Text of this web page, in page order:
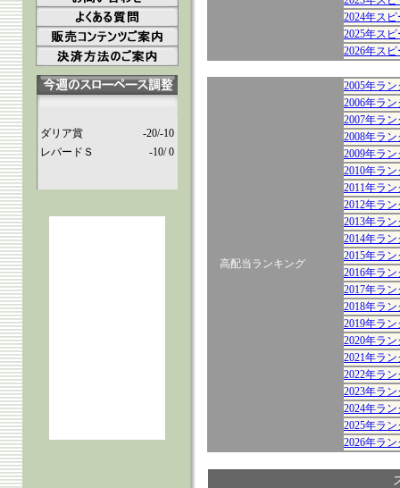
ダリア賞
-20/-10
レパードＳ
-10/ 0
2024年ス
2025年ス
2026年ス
高配当ランキング
2005年ラ
2006年ラ
2007年ラ
2008年ラ
2009年ラ
2010年ラ
2011年ラ
2012年ラ
2013年ラ
2014年ラ
2015年ラ
2016年ラ
2017年ラ
2018年ラ
2019年ラ
2020年ラ
2021年ラ
2022年ラ
2023年ラ
2024年ラ
2025年ラ
2026年ラ